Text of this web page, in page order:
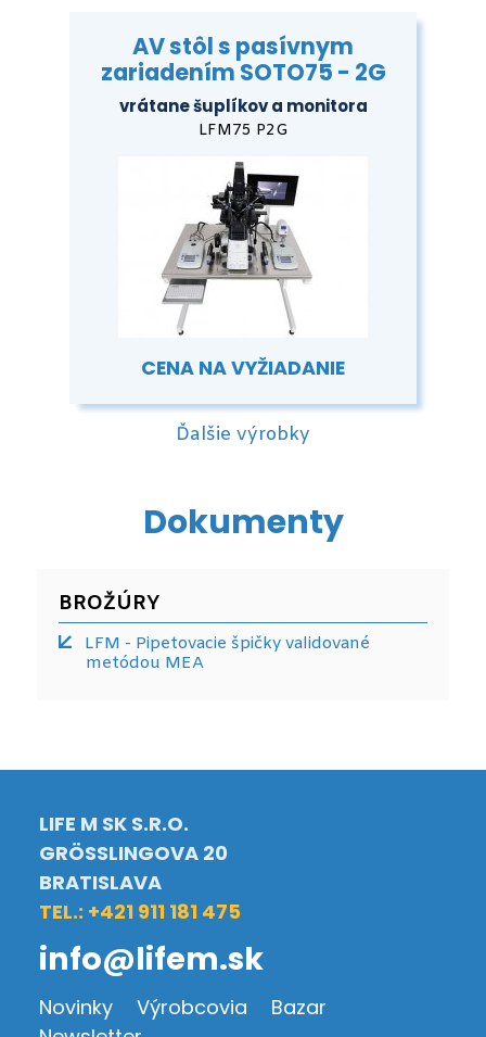
AV stôl s pasívnym
zariadením SOTO75 - 2G
vrátane šuplíkov a monitora
LFM75 P2G
CENA NA VYŽIADANIE
Ďalšie výrobky
Dokumenty
BROŽÚRY
LFM - Pipetovacie špičky validované
metódou MEA
LIFE M SK S.R.O.
GRÖSSLINGOVA 20
BRATISLAVA
TEL.: +421 911 181 475
info@lifem.sk
Novinky Výrobcovia
Bazar